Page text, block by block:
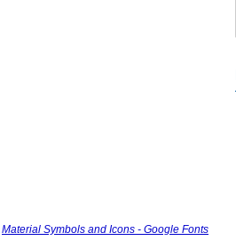
Material Symbols and Icons - Google Fonts